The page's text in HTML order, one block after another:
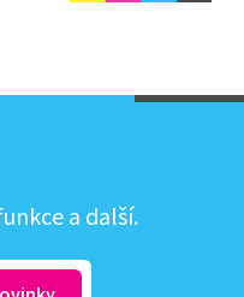
a další.